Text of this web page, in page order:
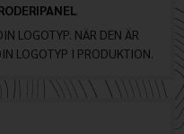
LOGOTYP. NÄR DEN ÄR
LOGOTYP I PRODUKTION.